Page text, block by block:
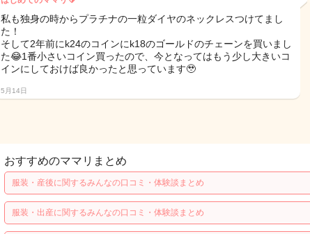
私も独身の時からプラチナの一粒ダイヤのネックレスつけてまし
た！
そして2年前にk24のコインにk18のゴールドのチェーンを買いまし
た😂1番小さいコイン買ったので、今となってはもう少し大きいコ
インにしておけば良かったと思っています🥹
5月14日
おすすめのママリまとめ
服装・産後に関するみんなの口コミ・体験談まとめ
服装・出産に関するみんなの口コミ・体験談まとめ